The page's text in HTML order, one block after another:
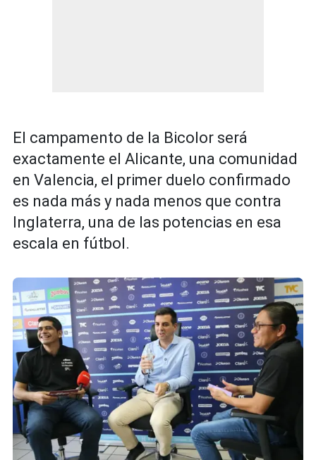
El campamento de la Bicolor será
exactamente el Alicante, una comunidad
en Valencia, el primer duelo confirmado
es nada más y nada menos que contra
Inglaterra, una de las potencias en esa
escala en fútbol.